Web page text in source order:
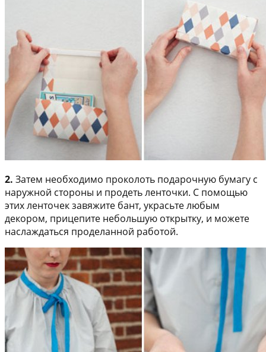
2. Затем необходимо проколоть подарочную бумагу с
наружной стороны и продеть ленточки. С помощью
этих ленточек завяжите бант, украсьте любым
декором, прицепите небольшую открытку, и можете
наслаждаться проделанной работой.